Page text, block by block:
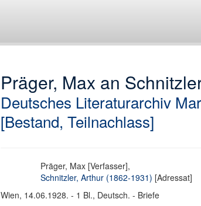
Präger, Max an
Deutsches Literaturarchiv
[Bestand, Teilnachlass]
Präger, Max [Verfasser],
Schnitzler, Arthur (1862-1931) [Adressat]
Wien, 14.06.1928. - 1 Bl., Deutsch. - Briefe